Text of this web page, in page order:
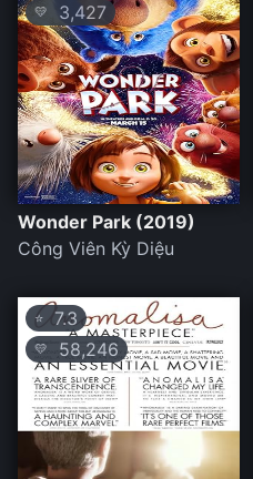
💛 3,427
Wonder Park (2019)
Công Viên Kỳ Diệu
⭐ 7.3
💛 58,246